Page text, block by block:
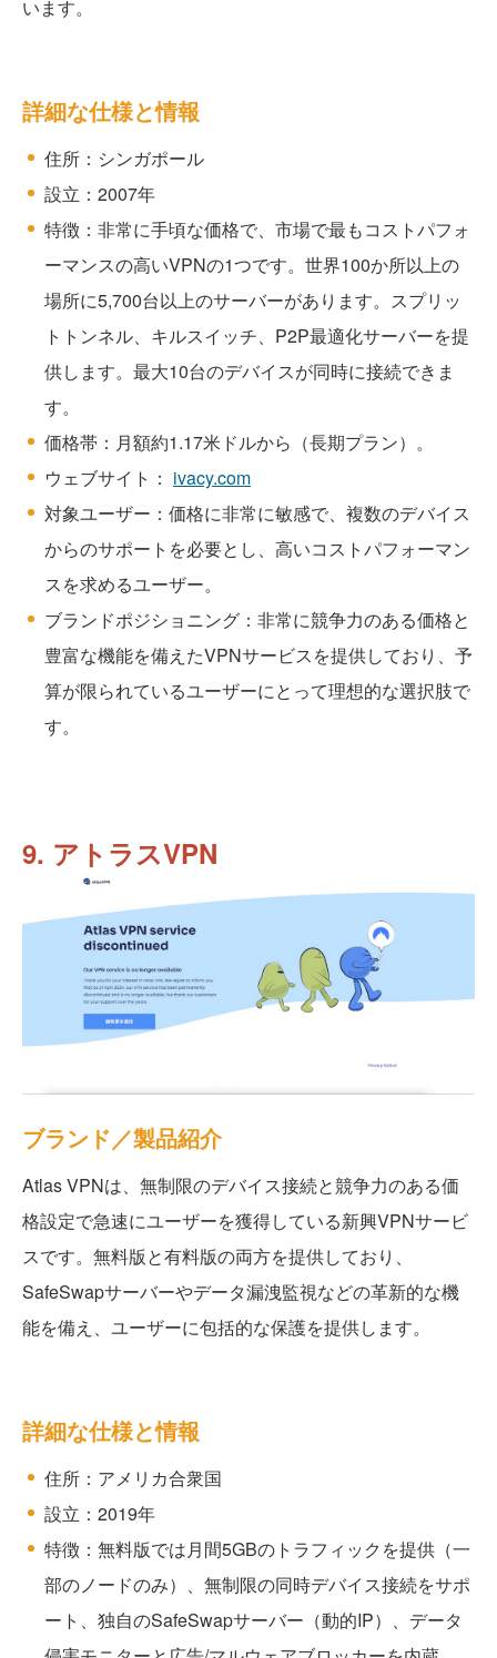
います。
詳細な仕様と情報
住所：シンガポール
設立：2007年
特徴：非常に手頃な価格で、市場で最もコストパフォ
ーマンスの高いVPNの1つです。世界100か所以上の
場所に5,700台以上のサーバーがあります。スプリッ
トトンネル、キルスイッチ、P2P最適化サーバーを提
供します。最大10台のデバイスが同時に接続できま
す。
価格帯：月額約1.17米ドルから（長期プラン）。
ウェブサイト： ivacy.com
対象ユーザー：価格に非常に敏感で、複数のデバイス
からのサポートを必要とし、高いコストパフォーマン
スを求めるユーザー。
ブランドポジショニング：非常に競争力のある価格と
豊富な機能を備えたVPNサービスを提供しており、予
算が限られているユーザーにとって理想的な選択肢で
す。
9. アトラスVPN
ブランド／製品紹介
Atlas VPNは、無制限のデバイス接続と競争力のある価
格設定で急速にユーザーを獲得している新興VPNサービ
スです。無料版と有料版の両方を提供しており、
SafeSwapサーバーやデータ漏洩監視などの革新的な機
能を備え、ユーザーに包括的な保護を提供します。
詳細な仕様と情報
住所：アメリカ合衆国
設立：2019年
特徴：無料版では月間5GBのトラフィックを提供（一
部のノードのみ）、無制限の同時デバイス接続をサポ
ート、独自のSafeSwapサーバー（動的IP）、データ